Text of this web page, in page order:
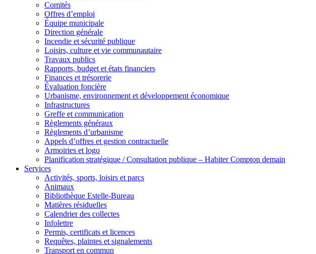
Comités
Offres d’emploi
Équipe municipale
Direction générale
Incendie et sécurité publique
Loisirs, culture et vie communautaire
Travaux publics
Rapports, budget et états financiers
Finances et trésorerie
Évaluation foncière
Urbanisme, environnement et développement économique
Infrastructures
Greffe et communication
Règlements généraux
Règlements d’urbanisme
Appels d’offres et gestion contractuelle
Armoiries et logo
Planification stratégique / Consultation publique – Habiter Compton demain
Services
Activités, sports, loisirs et parcs
Animaux
Bibliothèque Estelle-Bureau
Matières résiduelles
Calendrier des collectes
Infolettre
Permis, certificats et licences
Requêtes, plaintes et signalements
Transport en commun